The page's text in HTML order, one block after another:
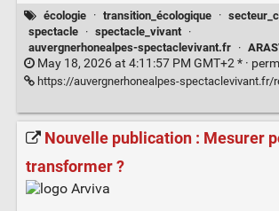
écologie · transition_écologique ·
spectacle
· spectacle_vivant
·
auvergnerhonealpes-spectaclevivant.fr
·
May 18, 2026 at 4:11:57 PM GMT+2 * ·
https://auvergnerhonealpes-spectaclevivant.fr/ressources/sengager-dans-
Nouvelle publication : Mesurer
transformer ?